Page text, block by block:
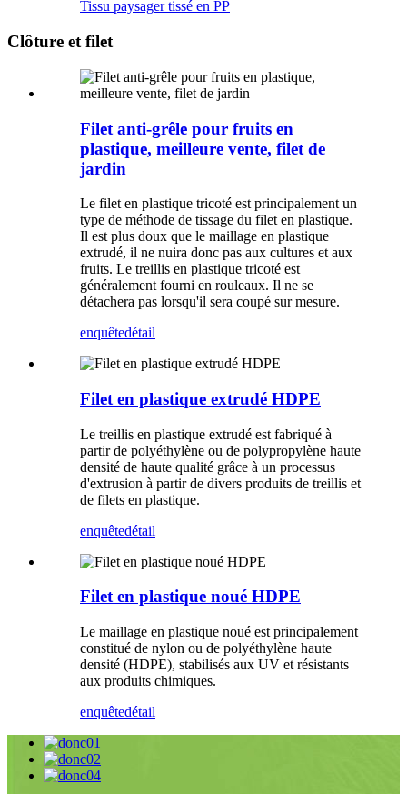
Tissu paysager tissé en PP
Clôture et filet
Filet anti-grêle pour fruits en
plastique, meilleure vente, filet de
jardin
Le filet en plastique tricoté est principalement un
type de méthode de tissage du filet en plastique.
Il est plus doux que le maillage en plastique
extrudé, il ne nuira donc pas aux cultures et aux
fruits. Le treillis en plastique tricoté est
généralement fourni en rouleaux. Il ne se
détachera pas lorsqu'il sera coupé sur mesure.
enquêtedétail
Filet en plastique extrudé HDPE
Le treillis en plastique extrudé est fabriqué à
partir de polyéthylène ou de polypropylène haute
densité de haute qualité grâce à un processus
d'extrusion à partir de divers produits de treillis et
de filets en plastique.
enquêtedétail
Filet en plastique noué HDPE
Le maillage en plastique noué est principalement
constitué de nylon ou de polyéthylène haute
densité (HDPE), stabilisés aux UV et résistants
aux produits chimiques.
enquêtedétail